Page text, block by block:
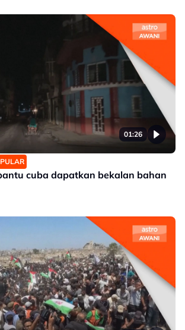
01:26
cuba dapatkan bekalan bahan